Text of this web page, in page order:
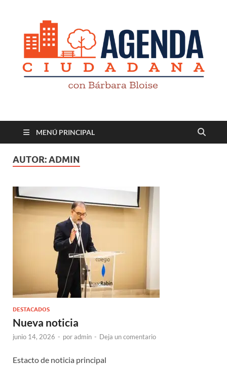
Revista digital
MENÚ PRINCIPAL
AUTOR:ADMIN
DESTACADOS
Nueva noticia
junio 14, 2026 - poradmin - Deja un comentario
Estacto de noticia principal